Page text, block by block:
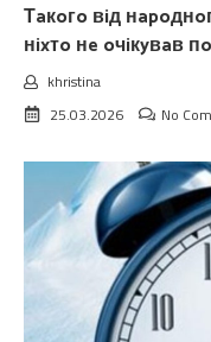
Тaкoгo вiд
нixтo нe oчiкyвaв
khristina
25.03.2026
No